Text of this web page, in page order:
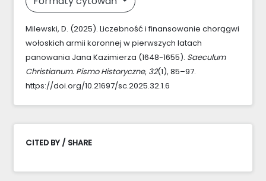
Milewski, D. (2025). Liczebność i finansowanie chorągwi
wołoskich armii koronnej w pierwszych latach
panowania Jana Kazimierza (1648-1655). Saeculum
Christianum. Pismo Historyczne, 32(1), 85–97.
https://doi.org/10.21697/sc.2025.32.1.6
CITED BY / SHARE